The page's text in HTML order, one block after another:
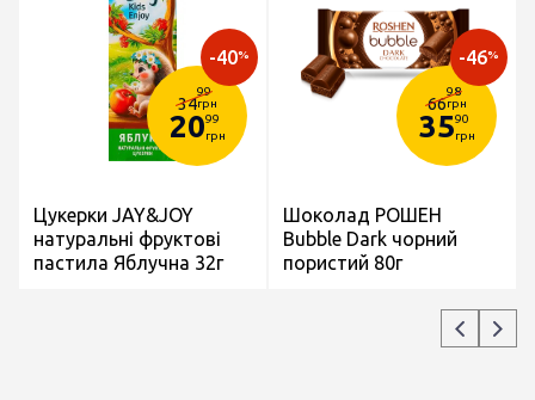
34
99
грн
2099
грн
-40%
Цукерки JAY&JOY
натуральні фруктові
пастила Яблучна 32г
66
98
грн
3590
грн
-46%
Шоколад РОШЕН
Bubble Dark чорний
пористий 80г